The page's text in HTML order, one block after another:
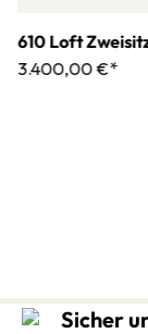
610 Loft
3.400,00 €*
Sicher